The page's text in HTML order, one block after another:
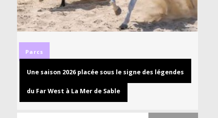
Parcs
Une saison 2026 placée sous le signe des légendes
du Far West à La Mer de Sable